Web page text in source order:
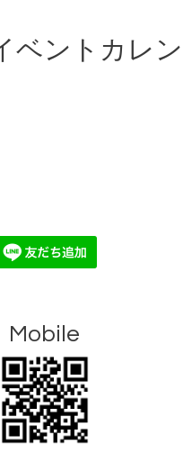
ベントカレ
Mobile